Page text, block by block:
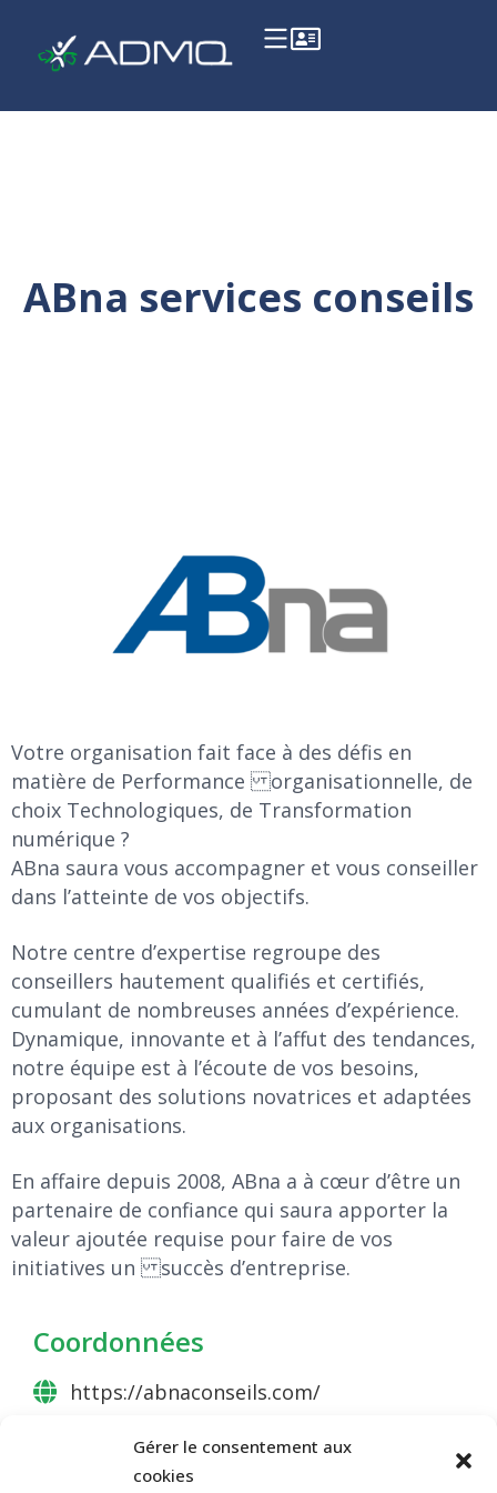
Gérer le consentement aux
cookies
ABna services conseils
Votre organisation fait face à des défis en
matière de Performance organisationnelle, de
choix Technologiques, de Transformation
numérique ?
ABna saura vous accompagner et vous conseiller
dans l’atteinte de vos objectifs.
Notre centre d’expertise regroupe des
conseillers hautement qualifiés et certifiés,
cumulant de nombreuses années d’expérience.
Dynamique, innovante et à l’affut des tendances,
notre équipe est à l’écoute de vos besoins,
proposant des solutions novatrices et adaptées
aux organisations.
En affaire depuis 2008, ABna a à cœur d’être un
partenaire de confiance qui saura apporter la
valeur ajoutée requise pour faire de vos
initiatives un succès d’entreprise.
Coordonnées
https://abnaconseils.com/